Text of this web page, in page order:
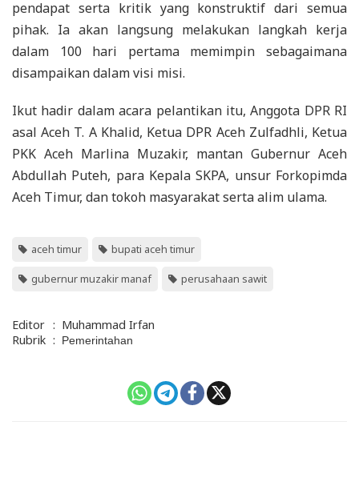
pendapat serta kritik yang konstruktif dari semua
pihak. Ia akan langsung melakukan langkah kerja
dalam 100 hari pertama memimpin sebagaimana
disampaikan dalam visi misi.
Ikut hadir dalam acara pelantikan itu, Anggota DPR RI
asal Aceh T. A Khalid, Ketua DPR Aceh Zulfadhli, Ketua
PKK Aceh Marlina Muzakir, mantan Gubernur Aceh
Abdullah Puteh, para Kepala SKPA, unsur Forkopimda
Aceh Timur, dan tokoh masyarakat serta alim ulama.
aceh timur bupati aceh timur
gubernur muzakir manaf perusahaan sawit
Editor : Muhammad Irfan
Rubrik : Pemerintahan